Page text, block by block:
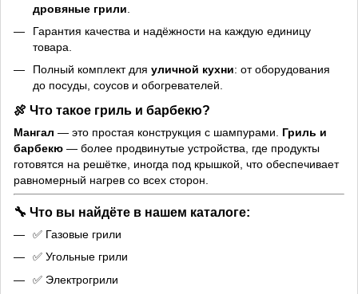
дровяные грили
Гарантия качества и надёжности на каждую единицу
товара.
Полный комплект для уличной кухни: от оборудования
до посуды, соусов и обогревателей.
🍖 Что такое гриль и барбекю?
Мангал — это простая конструкция с шампурами. Гриль и
барбекю — более продвинутые устройства, где продукты
готовятся на решётке, иногда под крышкой, что обеспечивает
равномерный нагрев со всех сторон.
🔧 Что вы найдёте в нашем каталоге:
✅ Газовые грили
✅ Угольные грили
✅ Электрогрили